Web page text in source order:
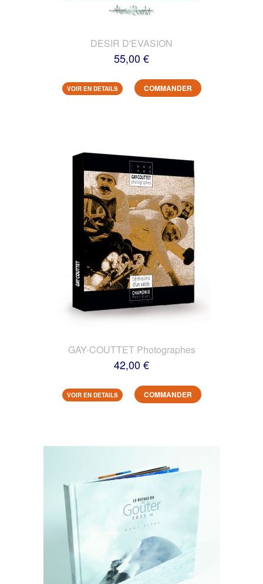
DESIR D'EVASION
55,00 €
VOIR EN DETAILS COMMANDER
GAY-COUTTET Photographes
42,00 €
VOIR EN DETAILS COMMANDER